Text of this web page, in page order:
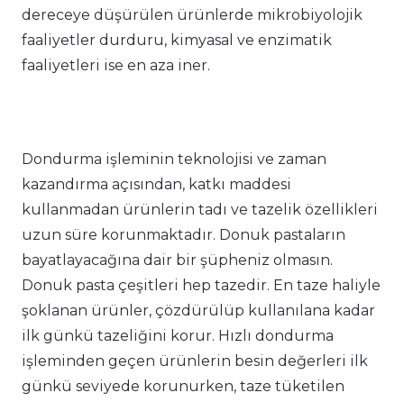
dereceye düşürülen ürünlerde mikrobiyolojik
faaliyetler durduru, kimyasal ve enzimatik
faaliyetleri ise en aza iner.
Dondurma işleminin teknolojisi ve zaman
kazandırma açısından, katkı maddesi
kullanmadan ürünlerin tadı ve tazelik özellikleri
uzun süre korunmaktadır. Donuk pastaların
bayatlayacağına dair bir şüpheniz olmasın.
Donuk pasta çeşitleri hep tazedir. En taze haliyle
şoklanan ürünler, çözdürülüp kullanılana kadar
ilk günkü tazeliğini korur. Hızlı dondurma
işleminden geçen ürünlerin besin değerleri ilk
günkü seviyede korunurken, taze tüketilen